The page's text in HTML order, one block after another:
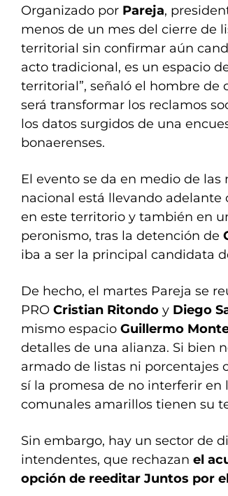
Organizado por Pareja,
menos de un mes del cierre de
territorial sin confirmar aún
acto tradicional, es un espacio
territorial”, señaló el hombre de
será transformar los reclamos
los datos surgidos de una
bonaerenses.
El evento se da en medio de
nacional está llevando adelante
en este territorio y también en
peronismo, tras la detención de
iba a ser la principal candidata
De hecho, el martes Pareja se
PRO Cristian Ritondo y Diego
mismo espacio Guillermo
detalles de una alianza. Si bien
armado de listas ni porcentajes
sí la promesa de no interferir en
comunales amarillos tienen su
Sin embargo, hay un sector de
intendentes, que rechazan el
opción de reeditar Juntos por